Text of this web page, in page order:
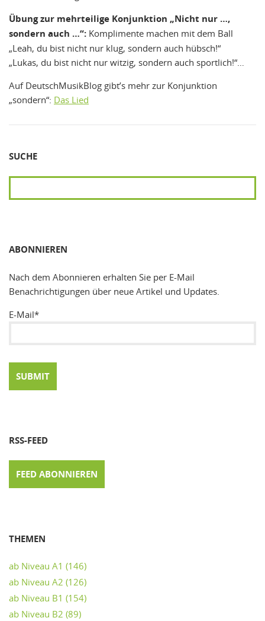
Übung zur mehrteilige Konjunktion „Nicht nur …,
sondern auch …“: Komplimente machen mit dem Ball
„Leah, du bist nicht nur klug, sondern auch hübsch!“
„Lukas, du bist nicht nur witzig, sondern auch sportlich!“…
Auf DeutschMusikBlog gibt’s mehr zur Konjunktion
„sondern“: Das Lied
SUCHE
ABONNIEREN
Nach dem Abonnieren erhalten Sie per E-Mail
Benachrichtigungen über neue Artikel und Updates.
E-Mail*
RSS-FEED
FEED ABONNIEREN
THEMEN
ab Niveau A1 (146)
ab Niveau A2 (126)
ab Niveau B1 (154)
ab Niveau B2 (89)